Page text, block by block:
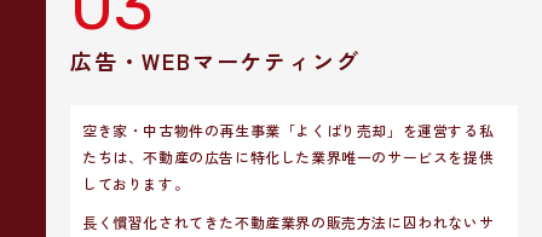
広告・WEBマーケティング
空き家・中古物件の再生事業「よくばり売却」を運営する私
たちは、不動産の広告に特化した業界唯一のサービスを提供
しております。
長く慣習化されてきた不動産業界の販売方法に囚われないサ